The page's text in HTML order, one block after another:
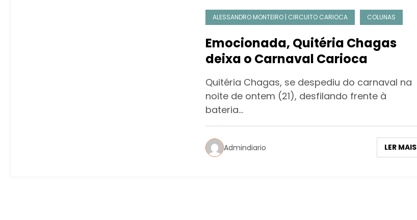
ALESSANDRO MONTEIRO | CIRCUITO CARIOCA COLUNAS
Emocionada, Quitéria Chagas
deixa o Carnaval Carioca
Quitéria Chagas, se despediu do carnaval na
noite de ontem (21), desfilando frente à
bateria…
Admindiario LER MAIS